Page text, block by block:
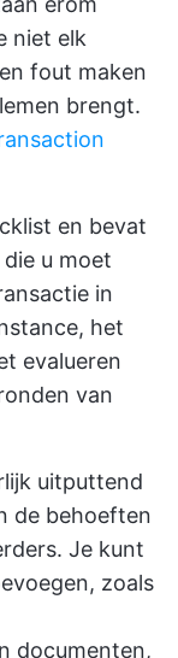
niet elk
fout maken
brengt.
en bevat
u moet
in
het
evalueren
van
uitputtend
de behoeften
Je kunt
zoals
documenten,